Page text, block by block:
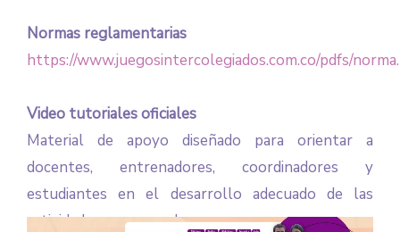
Normas reglamentarias
https://www.juegosintercolegiados.com.co/pdfs/
Video tutoriales oficiales
Material de apoyo diseñado para orientar a
docentes, entrenadores, coordinadores y
estudiantes en el desarrollo adecuado de las
actividades programadas.